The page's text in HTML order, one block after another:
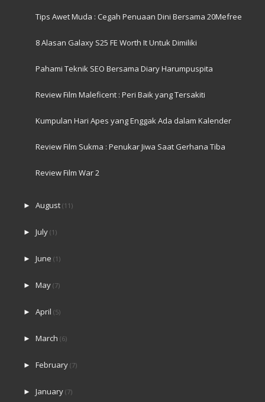
Tips Awet Muda : Cegah Penuaan Dini Bersama 20Mefree
8 Alasan Galaxy S25 FE Worth It Untuk Dimiliki
Pahami Teknik SEO Bersama Diary Harumpuspita
Review Film Maleficent : Peri Baik yang Tersakiti
Kumpulan Hari Apes yang Enggak Ada dalam Kalender
Review Film Sukma : Penukar Jiwa Saat Gerhana Tiba
Review Film War 2
►August(11)
►July(1)
►June(1)
►May(7)
►April(5)
►March(6)
►February(7)
►January(7)